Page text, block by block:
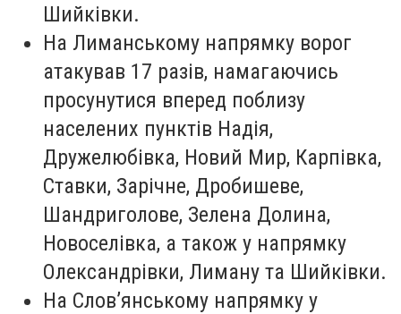
Шийківки.
На Лиманському напрямку ворог
атакував 17 разів, намагаючись
просунутися вперед поблизу
населених пунктів Надія,
Дружелюбівка, Новий Мир, Карпівка,
Ставки, Зарічне, Дробишеве,
Шандриголове, Зелена Долина,
Новоселівка, а також у напрямку
Олександрівки, Лиману та Шийківки.
На Слов’янському напрямку у